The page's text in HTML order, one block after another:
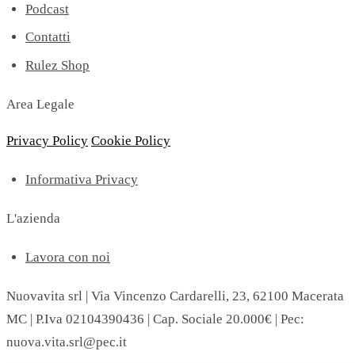
Podcast
Contatti
Rulez Shop
Area Legale
Privacy Policy Cookie Policy
Informativa Privacy
L'azienda
Lavora con noi
Nuovavita srl | Via Vincenzo Cardarelli, 23, 62100 Macerata
MC | P.Iva 02104390436 | Cap. Sociale 20.000€ | Pec:
nuova.vita.srl@pec.it